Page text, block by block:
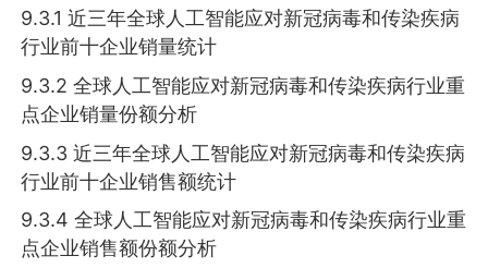
9.3.1 近三年全球人工智能应对新冠病毒和传染疾病
行业前十企业销量统计
9.3.2 全球人工智能应对新冠病毒和传染疾病行业重
点企业销量份额分析
9.3.3 近三年全球人工智能应对新冠病毒和传染疾病
行业前十企业销售额统计
9.3.4 全球人工智能应对新冠病毒和传染疾病行业重
点企业销售额份额分析